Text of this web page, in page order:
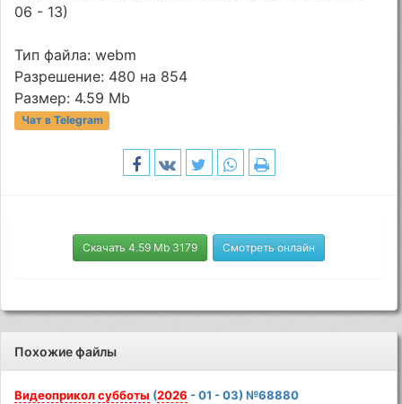
06 - 13)
Тип файла: webm
Разрешение: 480 на 854
Размер: 4.59 Mb
Чат в Telegram
Скачать 4.59 Mb 3179 Смотреть онлайн
Похожие файлы
Видеоприкол субботы (2026 - 01 - 03) №68880